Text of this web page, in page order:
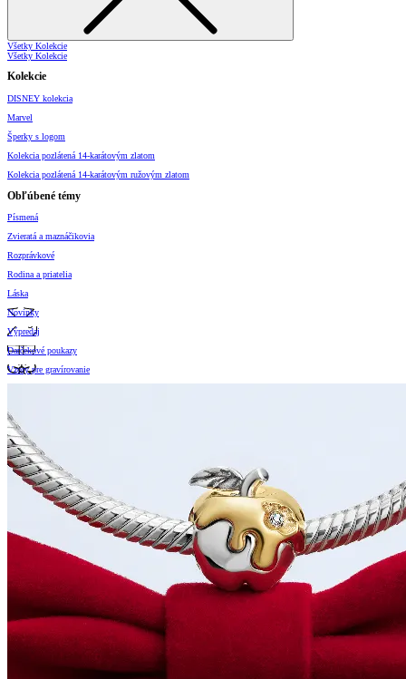
Všetky Kolekcie
Všetky Kolekcie
Kolekcie
DISNEY kolekcia
Marvel
Šperky s logom
Kolekcia pozlátená 14-karátovým zlatom
Kolekcia pozlátená 14-karátovým ružovým zlatom
Obľúbené témy
Písmená
Zvieratá a maznáčikovia
Rozprávkové
Rodina a priatelia
Láska
Novinky
Výpredaj
Darčekové poukazy
Vzory pre gravírovanie